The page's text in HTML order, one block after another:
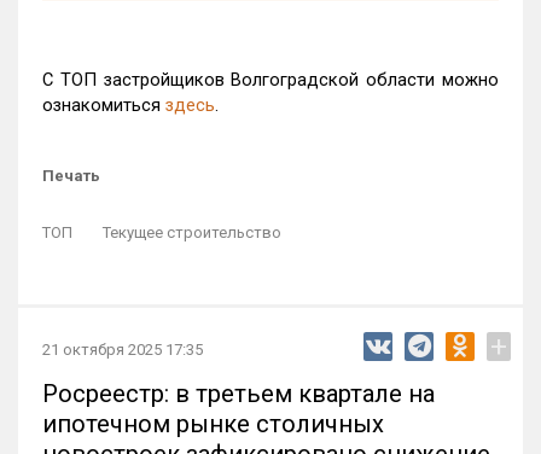
С ТОП застройщиков Волгоградской области можно
ознакомиться здесь.
Печать
ТОП Текущее строительство
21 октября 2025 17:35 +
Росреестр: в третьем квартале на
ипотечном рынке столичных